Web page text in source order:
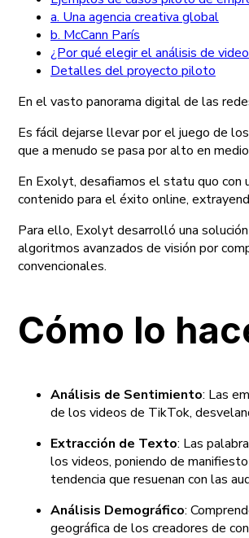
a. Una agencia creativa global
b. McCann París
¿Por qué elegir el análisis de
Detalles del proyecto piloto
En el vasto panorama digital de las
Es fácil dejarse llevar por el juego de
que a menudo se pasa por alto en
En Exolyt, desafiamos el statu quo con
contenido para el éxito online,
Para ello, Exolyt desarrolló una
algoritmos avanzados de visión por
convencionales.
Cómo lo
Análisis de Sentimiento: Las
de los videos de TikTok,
Extracción de Texto: Las
los videos, poniendo de
tendencia que resuenan con las
Análisis Demográfico:
geográfica de los creadores de